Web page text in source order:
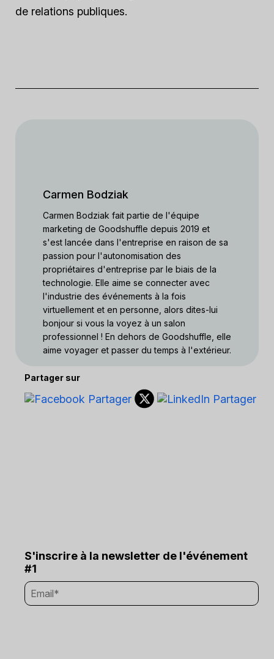
de relations publiques.
Carmen Bodziak
Carmen Bodziak fait partie de l'équipe
marketing de Goodshuffle depuis 2019 et
s'est lancée dans l'entreprise en raison de sa
passion pour l'autonomisation des
propriétaires d'entreprise par le biais de la
technologie. Elle aime se connecter avec
l'industrie des événements à la fois
virtuellement et en personne, alors dites-lui
bonjour si vous la voyez à un salon
professionnel ! En dehors de Goodshuffle, elle
aime voyager et passer du temps à l'extérieur.
Partager sur
S'inscrire à la newsletter de l'événement
#1